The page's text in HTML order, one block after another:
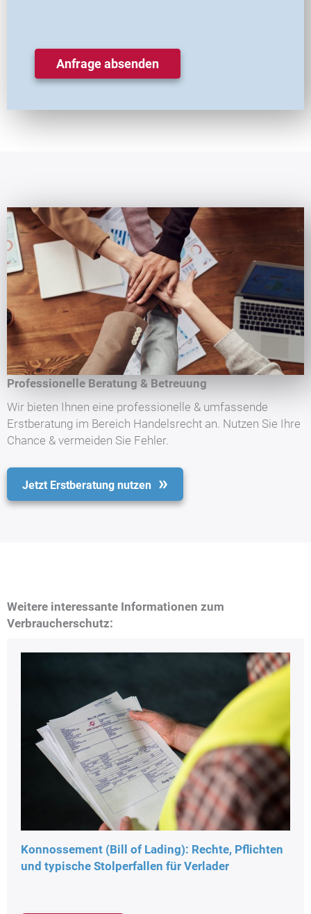
Anfrage absenden
Professionelle Beratung & Betreuung
Wir bieten Ihnen eine professionelle & umfassende
Erstberatung im Bereich Handelsrecht an. Nutzen Sie Ihre
Chance & vermeiden Sie Fehler.
Jetzt Erstberatung nutzen
Weitere interessante Informationen zum
Verbraucherschutz:
Konnossement (Bill of Lading): Rechte, Pflichten
und typische Stolperfallen für Verlader